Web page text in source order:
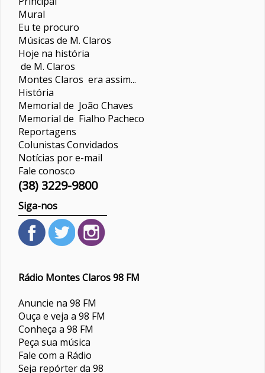
Mural
Eu te procuro
Músicas de M. Claros
Hoje na história
de M. Claros
Montes Claros era assim...
História
Memorial de João Chaves
Memorial de Fialho Pacheco
Reportagens
ColunistasConvidados
Notícias por e-mail
Fale conosco
(38) 3229-9800
Siga-nos
Rádio Montes Claros 98 FM
Anuncie na 98 FM
Ouça e veja a 98 FM
Conheça a 98 FM
Peça sua música
Fale com a Rádio
Seja repórter da 98